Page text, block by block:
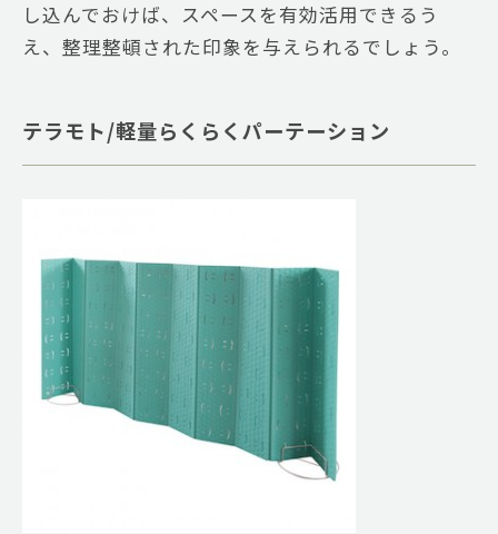
し込んでおけば、スペースを有効活用できるう
え、整理整頓された印象を与えられるでしょう。
テラモト/軽量らくらくパーテーション